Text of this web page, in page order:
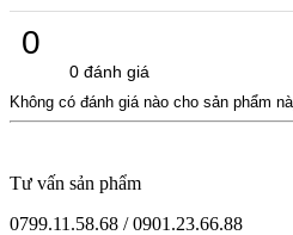
0
0 đánh giá
Không có đánh giá nào cho sản phẩm
Tư vấn sản phẩm
0799.11.58.68 / 0901.23.66.88